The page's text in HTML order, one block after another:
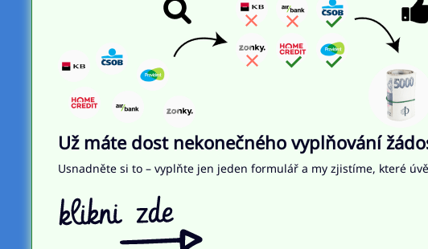
Už máte dost nekonečného vyplňování
Usnadněte si to – vyplňte jen jeden formulář a my zjistíme, které